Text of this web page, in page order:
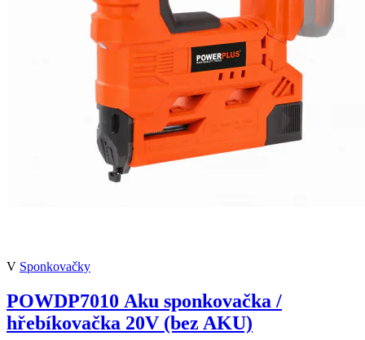
V Sponkovačky
POWDP7010 Aku sponkovačka /
hřebíkovačka 20V (bez AKU)